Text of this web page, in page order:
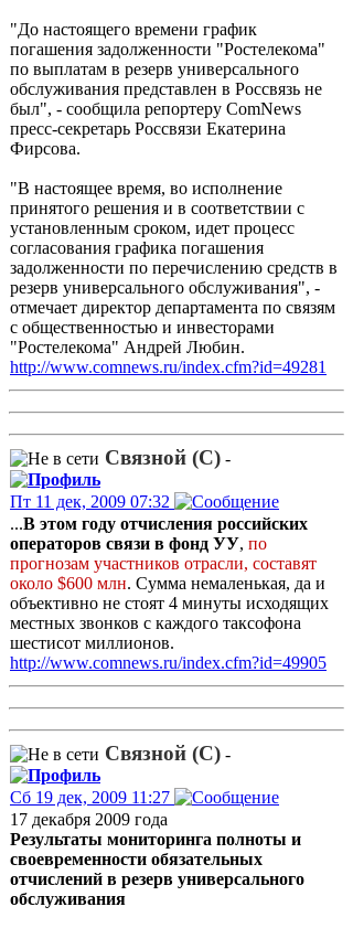
"До настоящего времени график
погашения задолженности "Ростелекома"
по выплатам в резерв универсального
обслуживания представлен в Россвязь не
был", - сообщила репортеру ComNews
пресс-секретарь Россвязи Екатерина
Фирсова.
"В настоящее время, во исполнение
принятого решения и в соответствии с
установленным сроком, идет процесс
согласования графика погашения
задолженности по перечислению средств в
резерв универсального обслуживания", -
отмечает директор департамента по связям
с общественностью и инвесторами
"Ростелекома" Андрей Любин.
http://www.comnews.ru/index.cfm?id=49281
Связной (С) -
Пт 11 дек, 2009 07:32
...В этом году отчисления российских
операторов связи в фонд УУ, по
прогнозам участников отрасли, составят
около $600 млн. Сумма немаленькая, да и
объективно не стоят 4 минуты исходящих
местных звонков с каждого таксофона
шестисот миллионов.
http://www.comnews.ru/index.cfm?id=49905
Связной (С) -
Сб 19 дек, 2009 11:27
17 декабря 2009 года
Результаты мониторинга полноты и
своевременности обязательных
отчислений в резерв универсального
обслуживания